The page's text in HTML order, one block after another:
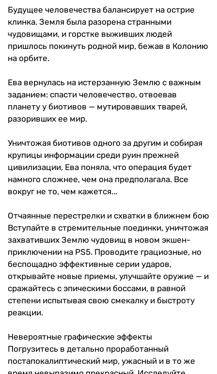
Будущее человечества балансирует на острие
клинка. Земля была разорена странными
чудовищами, и горстке выживших людей
пришлось покинуть родной мир, бежав в Колонию
на орбите.
Ева вернулась на истерзанную Землю с важным
заданием: спасти человечество, отвоевав
планету у биотивов — мутировавших тварей,
разоривших ее мир.
Уничтожая биотивов одного за другим и собирая
крупицы информации среди руин прежней
цивилизации, Ева поняла, что операция будет
намного сложнее, чем она предполагала. Все
вокруг не то, чем кажется...
Отчаянные перестрелки и схватки в ближнем бою
Вступайте в стремительные поединки, уничтожая
захвативших Землю чудовищ в новом экшен-
приключении на PS5. Проводите грациозные, но
беспощадно эффективные серии ударов,
открывайте новые приемы, улучшайте оружие — и
сражайтесь с эпическими боссами, в равной
степени испытывая свою смекалку и быстроту
реакции.
Невероятные графические эффекты
Погрузитесь в детально проработанный
постапокалиптический мир, ужасный и в то же